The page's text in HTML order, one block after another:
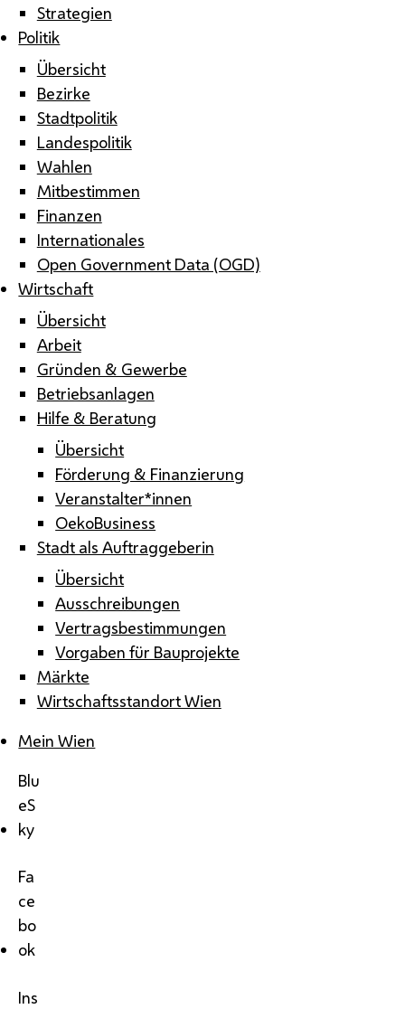
Strategien
Politik
Übersicht
Bezirke
Stadtpolitik
Landespolitik
Wahlen
Mitbestimmen
Finanzen
Internationales
Open Government Data (OGD)
Wirtschaft
Übersicht
Arbeit
Gründen & Gewerbe
Betriebsanlagen
Hilfe & Beratung
Übersicht
Förderung & Finanzierung
Veranstalter*innen
OekoBusiness
Stadt als Auftraggeberin
Übersicht
Ausschreibungen
Vertragsbestimmungen
Vorgaben für Bauprojekte
Märkte
Wirtschaftsstandort Wien
Mein Wien
Blu
eS
ky
Fa
ce
bo
ok
Ins